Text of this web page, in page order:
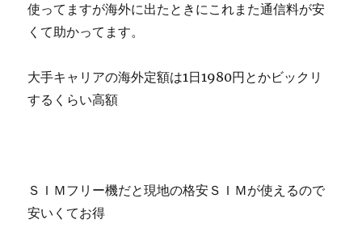
使ってますが海外に出たときにこれまた通信料が安
くて助かってます。
大手キャリアの海外定額は1日1980円とかビックリ
するくらい高額
ＳＩＭフリー機だと現地の格安ＳＩＭが使えるので
安いくてお得